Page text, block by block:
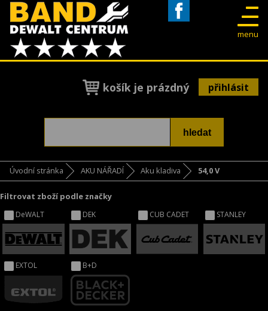
menu
košík je prázdný přihlásit
Úvodní stránka AKU NÁŘADÍ Aku kladiva 54,0 V
Filtrovat zboží podle značky
DeWALT DEK CUB CADET STANLEY
EXTOL B+D